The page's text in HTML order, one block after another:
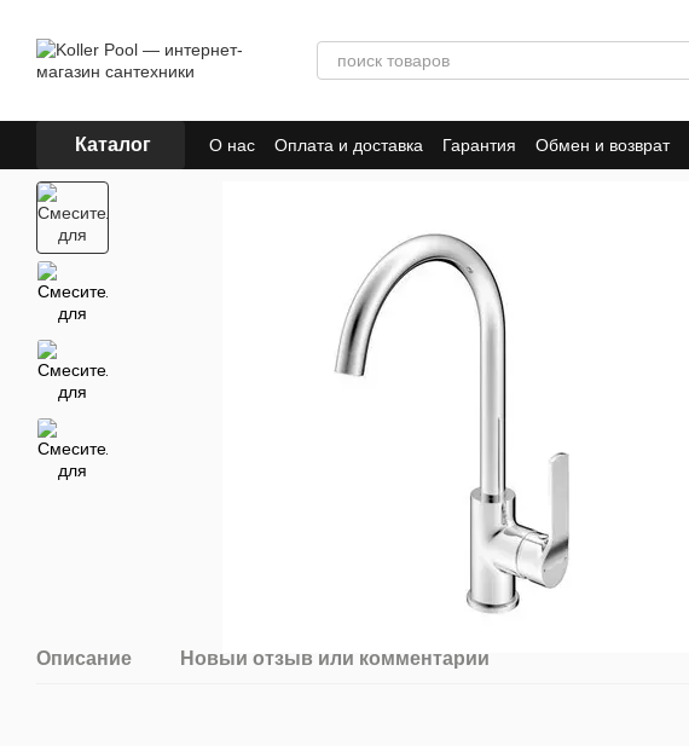
Каталог О нас Оплата и доставка Гарантия Обмен и возврат
Описание Новый отзыв или комментарий